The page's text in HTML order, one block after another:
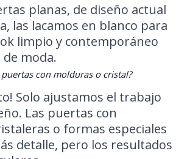
planas, de diseño actual
las lacamos en blanco para
limpio y contemporáneo
moda.
puertas con molduras o cristal?
Solo ajustamos el trabajo
Las puertas con
o formas especiales
detalle, pero los resultados